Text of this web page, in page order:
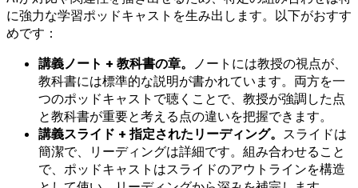
に強力な学習ポッドキャストを生み出します。以下がおすす
めです：
講義ノート + 教科書の章。
ノートには教授の視点が、
教科書には標準的な説明が書かれています。両方を一
つのポッドキャストで聴くことで、教授が強調した点
と教科書が重要と考える点の違いを把握できます。
講義スライド + 指定されたリーディング。 スライドは
簡潔で、リーディングは詳細です。組み合わせること
で、ポッドキャストはスライドのアウトラインを構造